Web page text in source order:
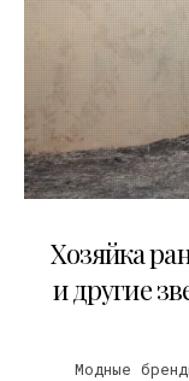
Хозяйка
и другие
Модные